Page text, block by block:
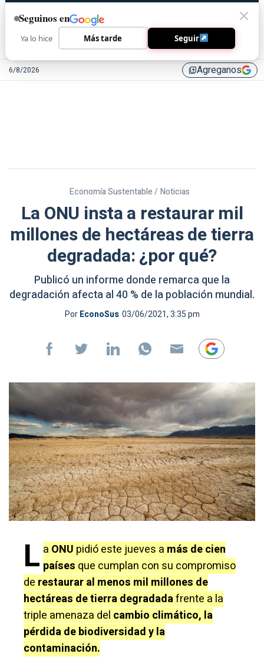
6/8/2026 library_addAgreganos
Economía Sustentable / Noticias
La ONU insta a restaurar mil
millones de hectáreas de tierra
degradada: ¿por qué?
Publicó un informe donde remarca que la
degradación afecta al 40 % de la población mundial.
PorEconoSus 03/06/2021, 3:35 pm
L a ONU pidió este jueves a más de cien
países que cumplan con su compromiso
de restaurar al menos mil millones de
hectáreas de tierra degradadafrente a la
triple amenaza del cambio climático, la
pérdida de biodiversidad y la
contaminación.
Seguinos en
Ya lo hice Más tarde Seguir